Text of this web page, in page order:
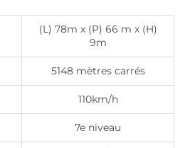
(L) 78m x (P) 66 m x (H)
9m
5148 mètres carrés
110km/h
7e niveau